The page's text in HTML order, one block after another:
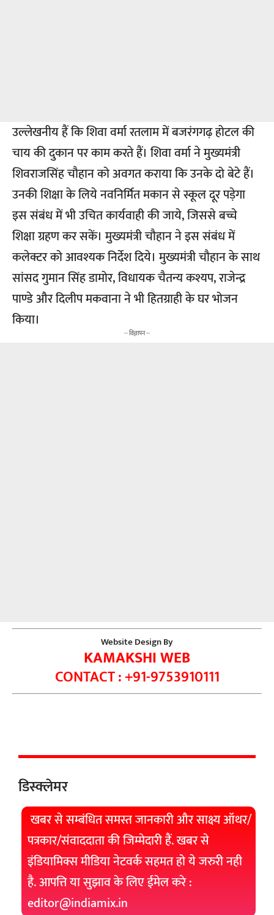
उल्लेखनीय हैं कि शिवा वर्मा रतलाम में बजरंगगढ़ होटल की
चाय की दुकान पर काम करते हैं। शिवा वर्मा ने मुख्यमंत्री
शिवराजसिंह चौहान को अवगत कराया कि उनके दो बेटे हैं।
उनकी शिक्षा के लिये नवनिर्मित मकान से स्कूल दूर पड़ेगा
इस संबंध में भी उचित कार्यवाही की जाये, जिससे बच्चे
शिक्षा ग्रहण कर सकें। मुख्यमंत्री चौहान ने इस संबंध में
कलेक्टर को आवश्यक निर्देश दिये। मुख्यमंत्री चौहान के साथ
सांसद गुमान सिंह डामोर, विधायक चैतन्य कश्यप, राजेन्द्र
पाण्डे और दिलीप मकवाना ने भी हितग्राही के घर भोजन
किया।
-- विज्ञापन --
Website Design By
KAMAKSHI WEB
CONTACT : +91-9753910111
डिस्क्लेमर
खबर से सम्बंधित समस्त जानकारी और साक्ष्य ऑथर/
पत्रकार/संवाददाता की जिम्मेदारी हैं. खबर से
इंडियामिक्स मीडिया नेटवर्क सहमत हो ये जरुरी नही
है. आपत्ति या सुझाव के लिए ईमेल करे :
editor@indiamix.in